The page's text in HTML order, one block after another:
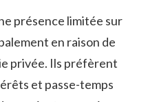
présence limitée sur
en raison de
privée. Ils préfèrent
et passe-temps